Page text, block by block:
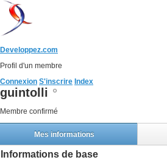
Developpez.com
Profil d'un membre
Connexion S'inscrire Index
guintolli
Membre confirmé
Mes informations
Informations de base